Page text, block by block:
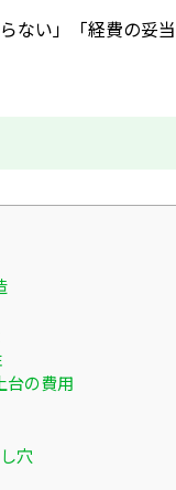
ない」「経費の妥
台の費用
穴